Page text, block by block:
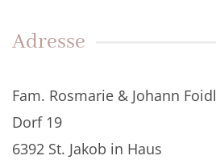
Adresse
Fam. Rosmarie & Johann Foidl
Dorf 19
6392 St. Jakob in Haus